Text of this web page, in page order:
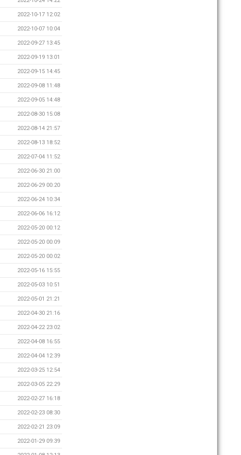
2022-10-17 12:02
2022-10-07 10:04
2022-09-27 13:45
2022-09-19 13:01
2022-09-15 14:45
2022-09-08 11:48
2022-09-05 14:48
2022-08-30 15:08
2022-08-14 21:57
2022-08-13 18:52
2022-07-04 11:52
2022-06-30 21:00
2022-06-29 00:20
2022-06-24 10:34
2022-06-06 16:12
2022-05-20 00:12
2022-05-20 00:09
2022-05-20 00:02
2022-05-16 15:55
2022-05-03 10:51
2022-05-01 21:21
2022-04-30 21:16
2022-04-22 23:02
2022-04-08 16:55
2022-04-04 12:39
2022-03-25 12:54
2022-03-05 22:29
2022-02-27 16:18
2022-02-23 08:30
2022-02-21 23:09
2022-01-29 09:39